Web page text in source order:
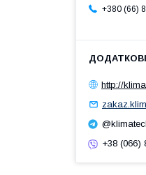
+380 (66)
http://
+38 (066)